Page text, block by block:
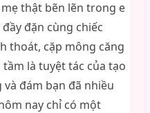
thật bẽn lẽn trong e
đặn cùng chiếc
thoát, cặp mông căng
là tuyệt tác của tạo
đám bạn đã nhiều
nay chỉ có một